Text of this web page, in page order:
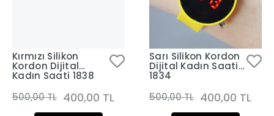
Kırmızı Silikon
Kordon Dijital
Kadın Saati 1838
500,00 TL 400,00 TL
Sarı Silikon Kordon
Dijital Kadın Saati
1834
500,00 TL 400,00 TL